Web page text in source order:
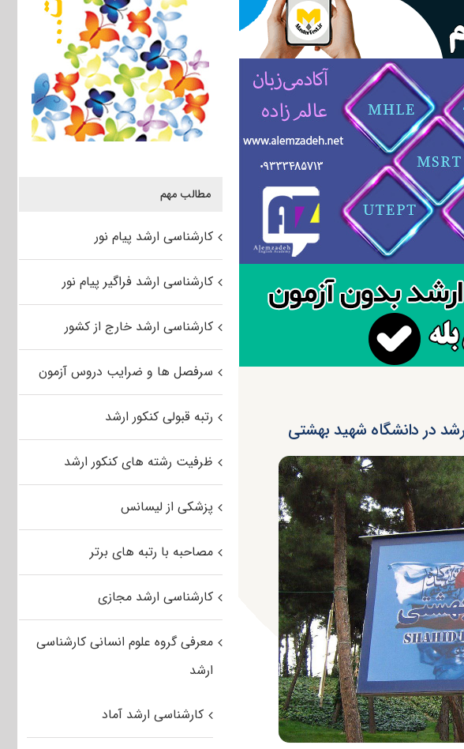
مطالب مهم
کارشناسی ارشد پیام نور
کارشناسی ارشد فراگیر پیام نور
کارشناسی ارشد خارج از کشور
سرفصل ها و ضرایب دروس آزمون
رتبه قبولی کنکور ارشد
ظرفیت رشته های کنکور ارشد
پزشکی از لیسانس
مصاحبه با رتبه های برتر
کارشناسی ارشد مجازی
معرفی گروه علوم انسانی کارشناسی
ارشد
کارشناسی ارشد آماد